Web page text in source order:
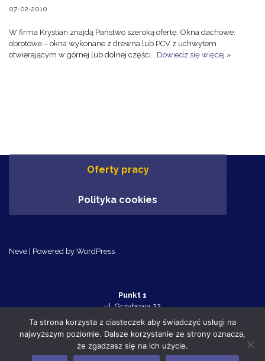
07-02-2010
W firma Krystian znajdą Państwo szeroką ofertę: Okna dachowe:
obrotowe – okna wykonane z drewna lub PCV z uchwytem
otwierającym w górnej lub dolnej części… Dowiedz się więcej »
Oferty pracy
Polityka cookies
Neve | Powered by WordPress
Punkt 1
ul. Grzybowa 22
Police 72-010
tel. 91 455 70 32
ul. Tanowska 10c
Ta strona korzysta z ciasteczek aby świadczyć usługi na
najwyższym poziomie. Dalsze korzystanie ze strony oznacza,
że zgadzasz się na ich użycie.